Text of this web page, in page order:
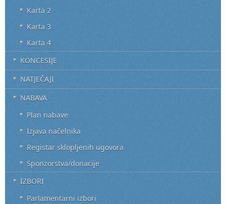
Karta 2
Karta 3
Karta 4
KONCESIJE
NATJEČAJI
NABAVA
Plan nabave
Izjava načelnika
Registar sklopljenih ugovora
Sponzorstva/donacije
IZBORI
Parlamentarni izbori